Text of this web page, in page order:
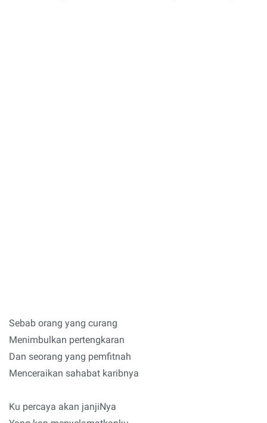
Sebab orang yang curang
Menimbulkan pertengkaran
Dan seorang yang pemfitnah
Menceraikan sahabat karibnya
Ku percaya akan janjiNya